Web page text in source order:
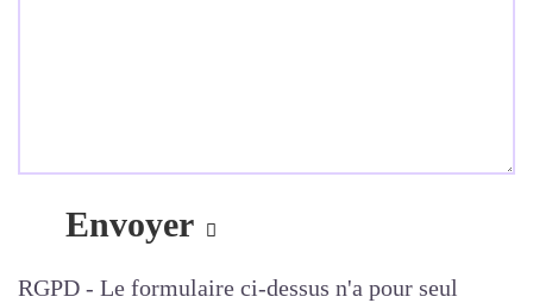
RGPD - Le formulaire ci-dessus n'a pour seul